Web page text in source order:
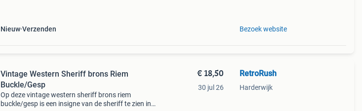
Nieuw Verzenden Bezoek website
Vintage Western Sheriff brons Riem
Buckle/Gesp
Op deze vintage western sheriff brons riem
buckle/gesp is een insigne van de sheriff te zien in
€ 18,50
30 jul 26
RetroRush
Harderwijk